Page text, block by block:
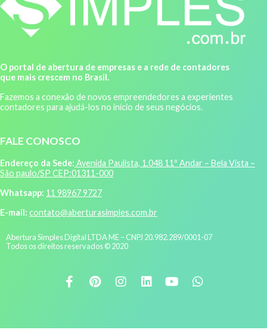
O portal de abertura de empresas e a rede de contadores
que mais crescem no Brasil.
Fazemos a conexão de novos empreendedores a experientes
contadores para ajudá-los no início de seus negócios.
FALE CONOSCO
Endereço da Sede: Avenida Paulista, 1.048 11º Andar – Bela Vista –
São paulo/SP CEP:01311-000
Whatsapp: 11 98967 9727
E-mail: contato@aberturasimples.com.br
Abertura Simples Digital LTDA ME – CNPJ 20.982.289/0001-07
Todos os direitos reservados © 2020